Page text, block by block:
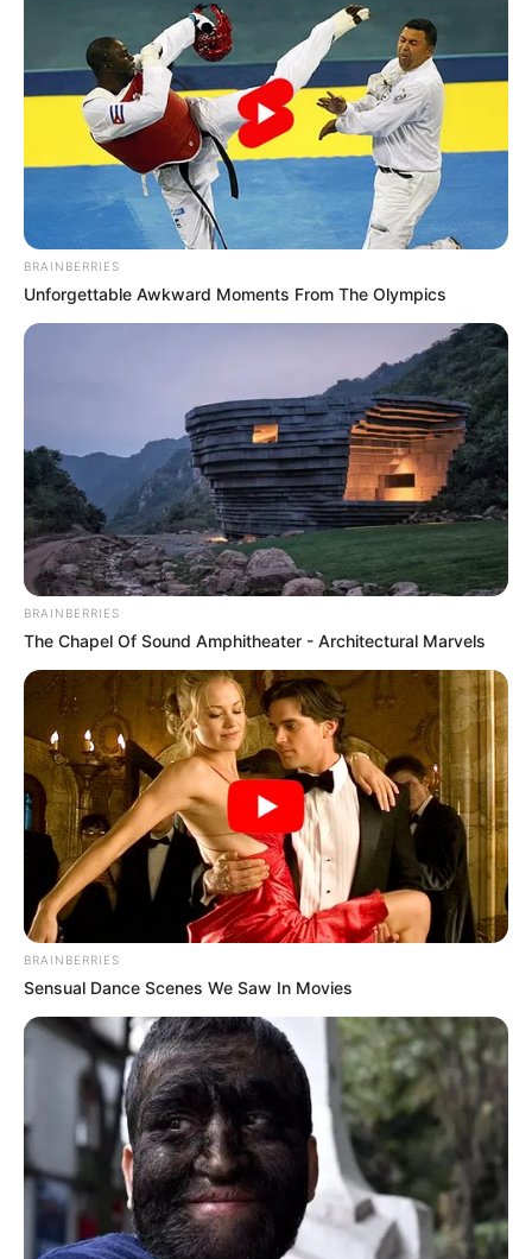
TAGS
ΕΥΒΟΙΑ
BRAINBERRIES
Unforgettable Awkward Moments From The Olympics
BRAINBERRIES
The Chapel Of Sound Amphitheater - Architectural Marvels
BRAINBERRIES
Sensual Dance Scenes We Saw In Movies